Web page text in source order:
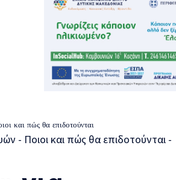
και πώς θα επιδοτούνται